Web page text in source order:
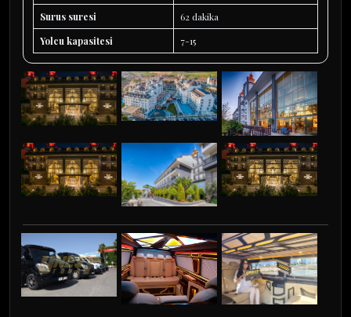
Surus suresi
62 dakika
Yolcu kapasitesi
7-15